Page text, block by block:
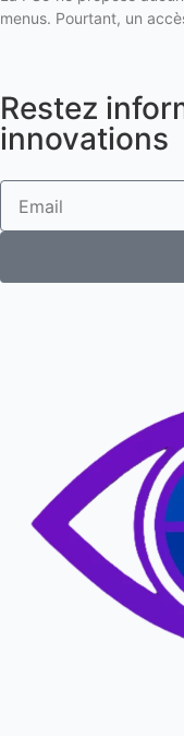
menus. Pourtant, un
Restez
innovations